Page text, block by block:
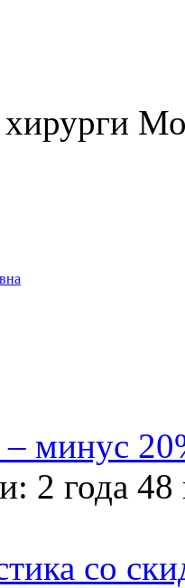
хирурги
– минус
2 года 48
со